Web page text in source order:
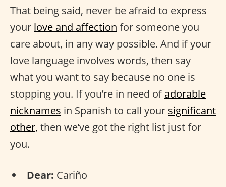
That being said, never be afraid to express
your love and affection for someone you
care about, in any way possible. And if your
love language involves words, then say
what you want to say because no one is
stopping you. If you’re in need ofadorable
nicknames in Spanish to call your significant
other, then we’ve got the right list just for
you.
Dear: Cariño